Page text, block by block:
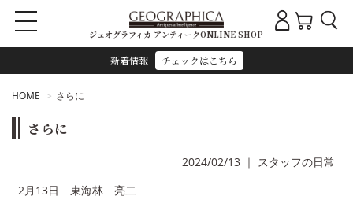
新着情報 チェックはこちら
ジェオグラフィカ アンティークONLINE SHOP
HOME さらに
さらに
2024/02/13 ｜ スタッフの日常
2月13日 東海林 亮二